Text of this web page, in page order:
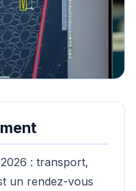
: transport,
un rendez-vous